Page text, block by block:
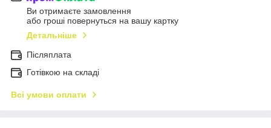
Ви отримаєте замовлення
або гроші повернуться на вашу картку
Детальніше
Післяплата
Готівкою на складі
Всі умови оплати